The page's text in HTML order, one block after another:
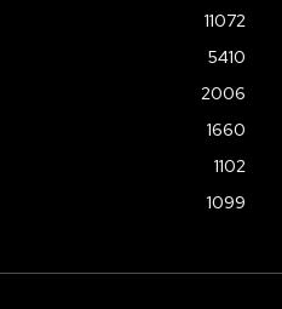
11072
5410
2006
1660
1102
1099